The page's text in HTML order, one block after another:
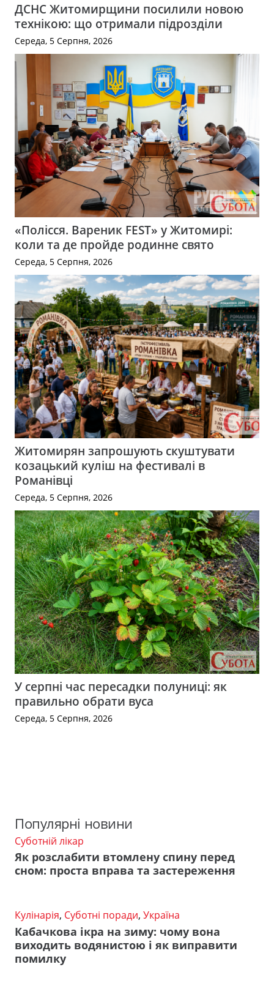
ДСНС Житомирщини посилили новою
технікою: що отримали підрозділи
Середа, 5 Серпня, 2026
«Полісся. Вареник FEST» у Житомирі:
коли та де пройде родинне свято
Середа, 5 Серпня, 2026
Житомирян запрошують скуштувати
козацький куліш на фестивалі в
Романівці
Середа, 5 Серпня, 2026
У серпні час пересадки полуниці: як
правильно обрати вуса
Середа, 5 Серпня, 2026
Популярні новини
Суботній лікар
Як розслабити втомлену спину перед
сном: проста вправа та застереження
Кулінарія, Суботні поради, Україна
Кабачкова ікра на зиму: чому вона
виходить водянистою і як виправити
помилку